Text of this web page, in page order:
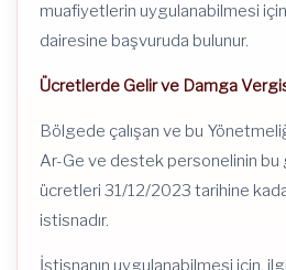
muafiyetlerin uygulanabilmesi
dairesine başvuruda bulunur.
Ücretlerde Gelir ve Damga
Bölgede çalışan ve bu
Ar-Ge ve destek personelinin bu
ücretleri 31/12/2023 tarihine
istisnadır.
İstisnanın uygulanabilmesi için,